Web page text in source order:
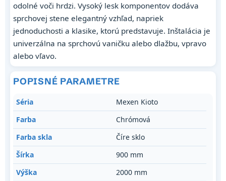
odolné voči hrdzi. Vysoký lesk komponentov dodáva
sprchovej stene elegantný vzhľad, napriek
jednoduchosti a klasike, ktorú predstavuje. Inštalácia je
univerzálna na sprchovú vaničku alebo dlažbu, vpravo
alebo vľavo.
POPISNÉ PARAMETRE
Séria
Mexen Kioto
Farba
Chrómová
Farba skla
Číre sklo
Šírka
900 mm
Výška
2000 mm